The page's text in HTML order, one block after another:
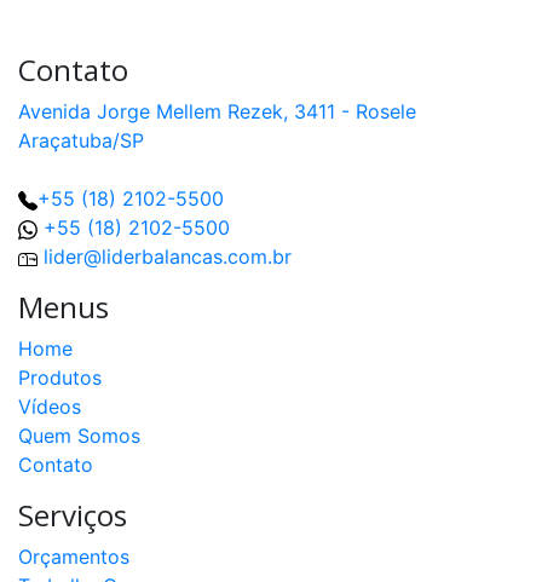
Contato
Avenida Jorge Mellem Rezek, 3411 - Rosele
Araçatuba/SP
+55 (18) 2102-5500
+55 (18) 2102-5500
lider@liderbalancas.com.br
Menus
Home
Produtos
Vídeos
Quem Somos
Contato
Serviços
Orçamentos